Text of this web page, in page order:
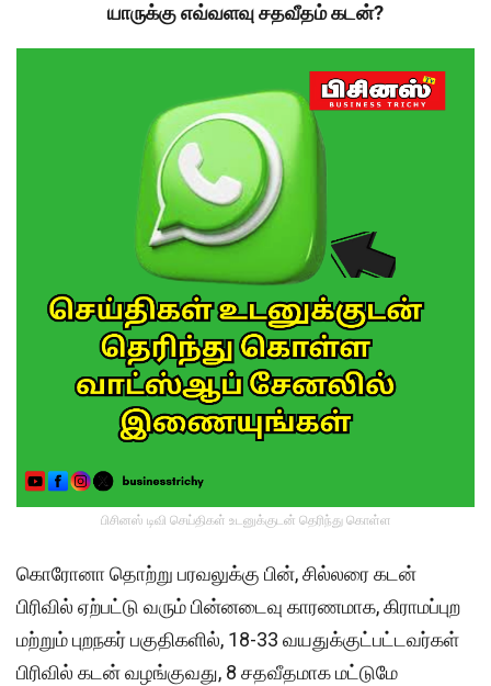
யாருக்கு எவ்வளவு சதவீதம் கடன்?
பிசினஸ் டிவி செய்திகள் உடனுக்குடன் தெரிந்து கொள்ள
கொரோனா தொற்று பரவலுக்கு பின், சில்லரை கடன்
பிரிவில் ஏற்பட்டு வரும் பின்னடைவு காரணமாக, கிராமப்புற
மற்றும் புறநகர் பகுதிகளில், 18-33 வயதுக்குட்பட்டவர்கள்
பிரிவில் கடன் வழங்குவது, 8 சதவீதமாக மட்டுமே